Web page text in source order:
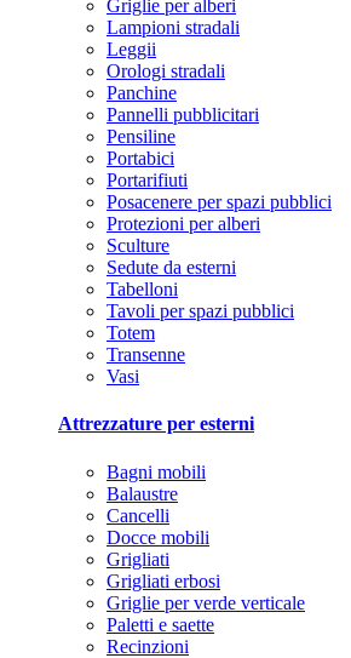
Griglie per alberi
Lampioni stradali
Leggii
Orologi stradali
Panchine
Pannelli pubblicitari
Pensiline
Portabici
Portarifiuti
Posacenere per spazi pubblici
Protezioni per alberi
Sculture
Sedute da esterni
Tabelloni
Tavoli per spazi pubblici
Totem
Transenne
Vasi
Attrezzature per esterni
Bagni mobili
Balaustre
Cancelli
Docce mobili
Grigliati
Grigliati erbosi
Griglie per verde verticale
Paletti e saette
Recinzioni